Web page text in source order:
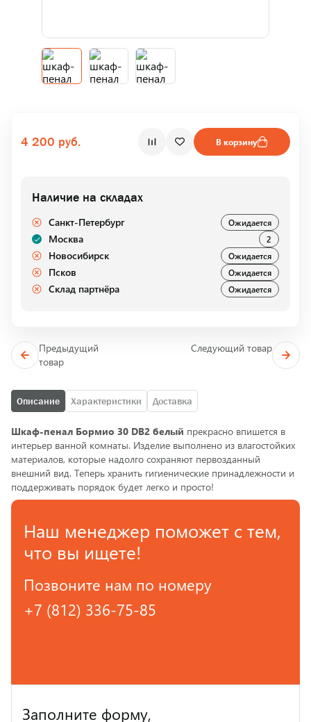
Описание Характеристики Доставка
Шкаф-пенал Бормио 30 DВ2 белый прекрасно впишется в
интерьер ванной комнаты. Изделие выполнено из влагостойких
материалов, которые надолго сохраняют первозданный
внешний вид. Теперь хранить гигиенические принадлежности и
поддерживать порядок будет легко и просто!
4 200 руб. В корзину
Наличие на складах
Санкт-Петербург Ожидается
Москва 2
Новосибирск Ожидается
Псков Ожидается
Склад партнёра Ожидается
Предыдущий
товар
Следующий товар
Наш менеджер поможет с тем,
что вы ищете!
Позвоните нам по номеру
+7 (812) 336-75-85
Заполните форму,